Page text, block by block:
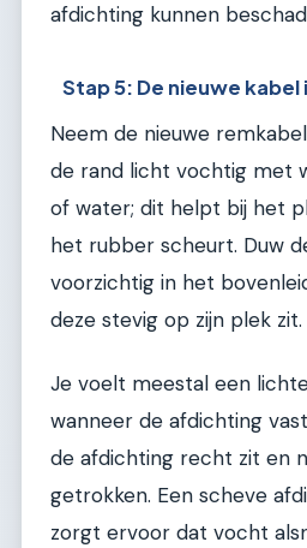
afdichting kunnen
Stap 5: De nieuwe kabel
Neem de nieuwe
de rand licht vochtig met
of water; dit helpt bij het
het rubber scheurt. Duw
voorzichtig in het
deze stevig op zijn plek zit.
Je voelt meestal een
wanneer de afdichting
de afdichting recht zit en
getrokken. Een scheve
zorgt ervoor dat vocht